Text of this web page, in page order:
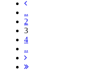
..
2
3
4
..